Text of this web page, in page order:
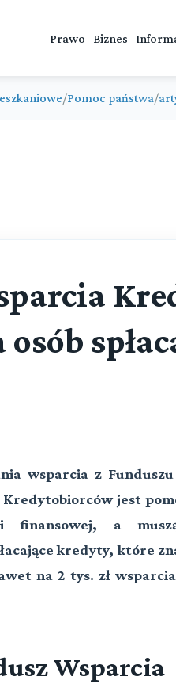
Prawo Biznes
/Pomoc państwa/
wsparcia z
jest
a
kredyty, które
na 2 tys. zł
Wsparcia